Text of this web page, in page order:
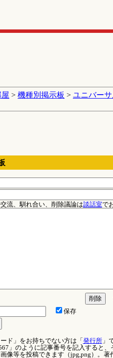
> 機種別掲示板 > ユニバー
流、馴れ合い、削除議論は談話室で
保存
ド」をお持ちでない方は「 発行所」
」のように記事番号を記入すると、
画像等を投稿できます（jpg,png）。著